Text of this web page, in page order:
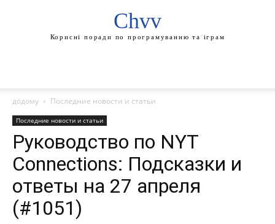
Chvv
Корисні поради по програмуванню та іграм
додому Последние новости и статьи
Последние новости и статьи
Руководство по NYT
Connections: Подсказки и
ответы на 27 апреля
(#1051)